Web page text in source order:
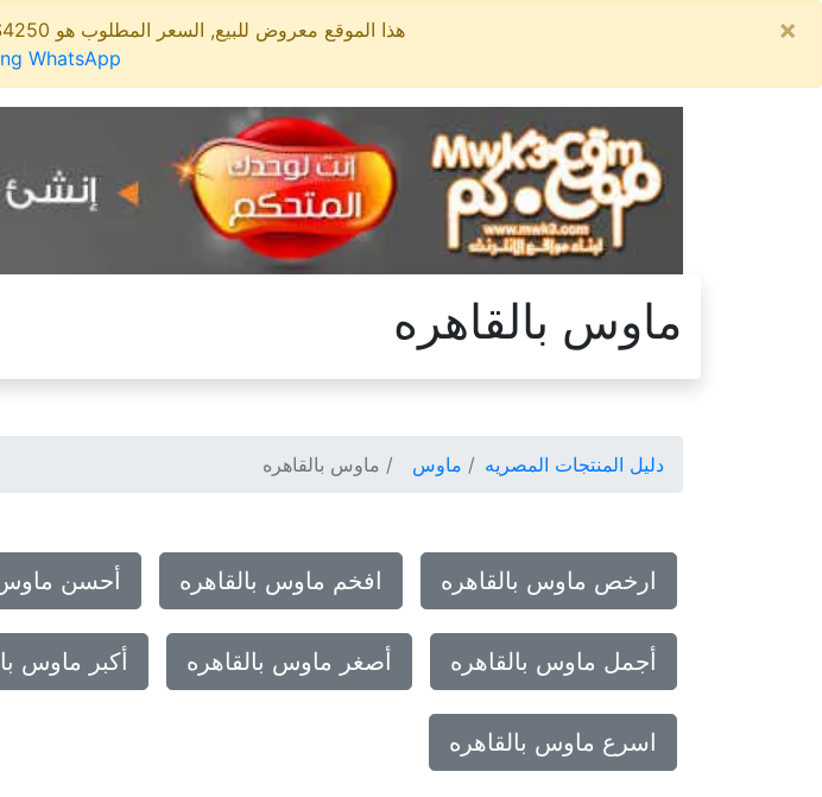
هذا الموقع معروض للبيع, السعر المطلوب هو 4250$ This site is for sale,Our initial asking price is
WhatsApp
×
ماوس بالقاهره
دليل المنتجات المصريه ماوس ماوس بالقاهره
ارخص ماوس بالقاهره افخم ماوس بالقاهره أحسن ماوس
أجمل ماوس بالقاهره أصغر ماوس بالقاهره أكبر ماوس
اسرع ماوس بالقاهره